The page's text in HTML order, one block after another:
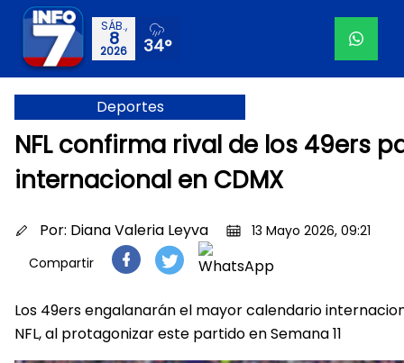
SÁB.,
8
2026 34°
Deportes
NFL confirma rival de los 49ers
internacional en CDMX
Por: Diana Valeria Leyva
13 Mayo 2026, 09:21
Compartir
Los 49ers engalanarán el mayor calendario
NFL, al protagonizar este partido en Semana 11